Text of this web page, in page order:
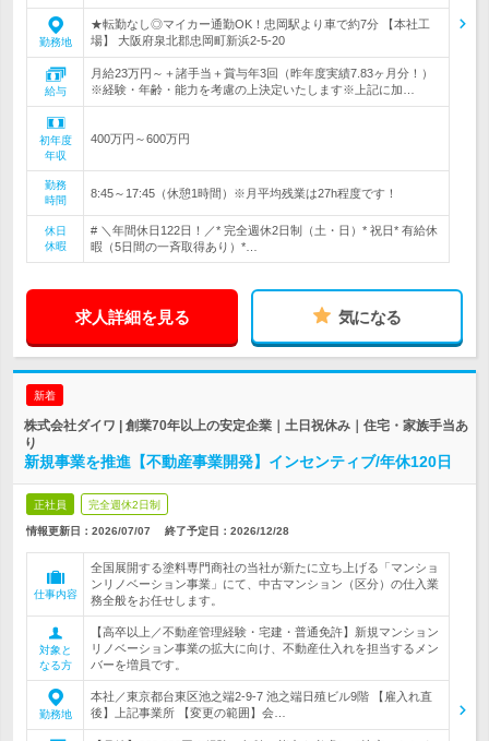
勤務地
★転勤なし◎マイカー通勤OK！忠岡駅より車で約7分 【本社工
場】 大阪府泉北郡忠岡町新浜2-5-20
給与
月給23万円～＋諸手当＋賞与年3回（昨年度実績7.83ヶ月分！）
※経験・年齢・能力を考慮の上決定いたします※上記に加…
初年度
年収
400万円～600万円
勤務
時間
8:45～17:45（休憩1時間）※月平均残業は27h程度です！
休日
休暇
# ＼年間休日122日！／* 完全週休2日制（土・日）* 祝日* 有給休
暇（5日間の一斉取得あり）*…
求人詳細を見る 気になる
新着
株式会社ダイワ | 創業70年以上の安定企業｜土日祝休み｜住宅・家族手当あ
り
新規事業を推進【不動産事業開発】インセンティブ/年休120日
正社員 完全週休2日制
情報更新日：2026/07/07 終了予定日： 2026/12/28
仕事内容
全国展開する塗料専門商社の当社が新たに立ち上げる「マンショ
ンリノベーション事業」にて、中古マンション（区分）の仕入業
務全般をお任せします。
対象と
なる方
【高卒以上／不動産管理経験・宅建・普通免許】新規マンション
リノベーション事業の拡大に向け、不動産仕入れを担当するメン
バーを増員です。
勤務地
本社／東京都台東区池之端2-9-7 池之端日殖ビル9階 【雇入れ直
後】上記事業所 【変更の範囲】会…